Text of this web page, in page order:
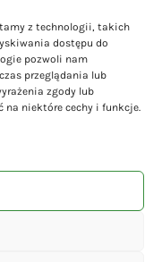
z technologii, takich
dostępu do
pozwoli nam
przeglądania lub
zgody lub
na niektóre cechy i funkcje.